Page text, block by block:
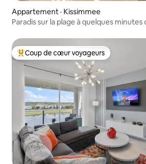
Appartement · Kissimmee
Paradis sur la plage à quelques minutes
Coup de cœur voyageurs parmi les plus
Coup de cœur voyageurs